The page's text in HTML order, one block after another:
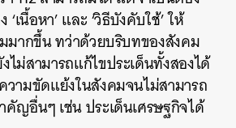
‘เนื้อหา’ และ ‘วิธีบังคับใช้’ ให้
มากขึ้น ทว่าด้วยบริบทของสังคม
ม่สามารถแก้ไขประเด็นทั้งสองได้
วามขัดแย้งในสังคมจนไม่สามารถ
คัญอื่นๆ เช่น ประเด็นเศรษฐกิจได้